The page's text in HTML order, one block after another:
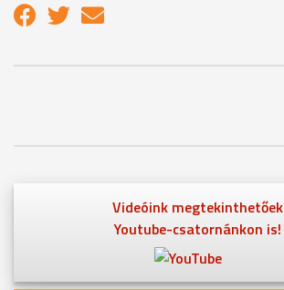
Videóink megtekinthetőek
Youtube-csatornánkon is!